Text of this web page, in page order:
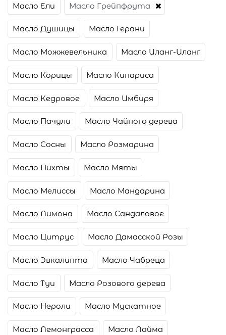
Масло Ели Масло Грейпфрута
Масло Душицы Масло Герани
Масло Можжевельника Масло Иланг-Иланг
Масло Корицы Масло Кипариса
Масло Кедровое Масло Имбиря
Масло Пачули Масло Чайного дерева
Масло Сосны Масло Розмарина
Масло Пихты Масло Мяты
Масло Мелиссы Масло Мандарина
Масло Лимона Масло Сандаловое
Масло Цитрус Масло Дамасской Розы
Масло Эвкалипта Масло Чабреца
Масло Туи Масло Розового дерева
Масло Нероли Масло Мускатное
Масло Лемонграсса Масло Лайма